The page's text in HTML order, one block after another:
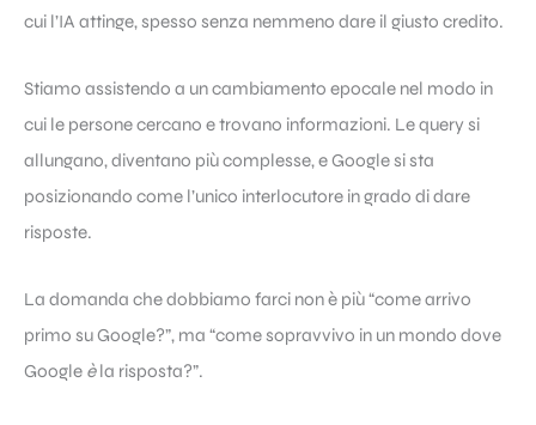
cui l’IA attinge, spesso senza nemmeno dare il giusto credito.
Stiamo assistendo a un cambiamento epocale nel modo in
cui le persone cercano e trovano informazioni. Le query si
allungano, diventano più complesse, e Google si sta
posizionando come l’unico interlocutore in grado di dare
risposte.
La domanda che dobbiamo farci non è più “come arrivo
primo su Google?”, ma “come sopravvivo in un mondo dove
Google èla risposta?”.